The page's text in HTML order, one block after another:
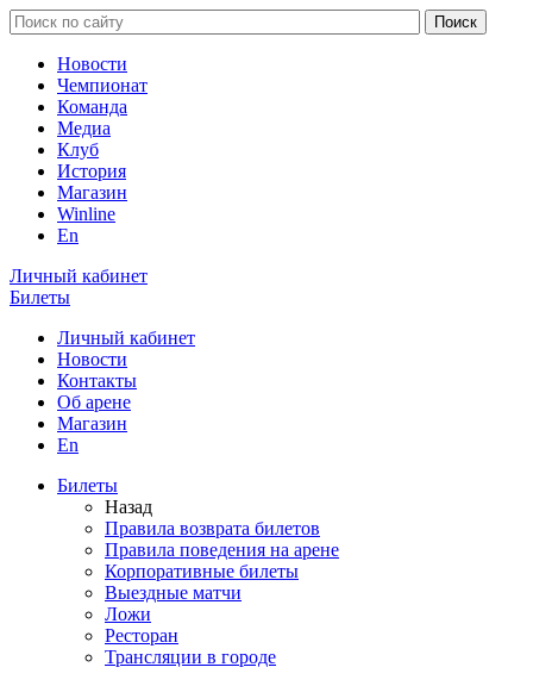
Новости
Чемпионат
Команда
Медиа
Клуб
История
Магазин
Winline
En
Личный кабинет
Билеты
Личный кабинет
Новости
Контакты
Об арене
Магазин
En
Билеты
Назад
Правила возврата билетов
Правила поведения на арене
Корпоративные билеты
Выездные матчи
Ложи
Ресторан
Трансляции в городе